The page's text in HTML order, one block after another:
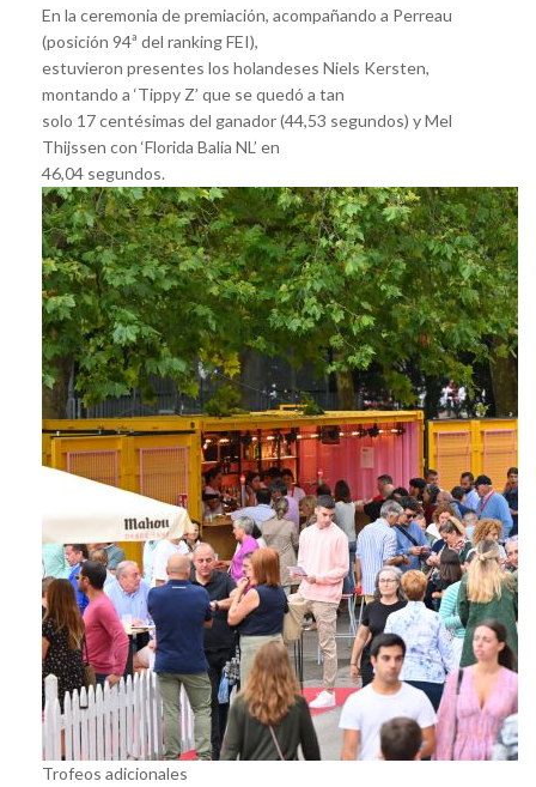
En la ceremonia de premiación, acompañando a Perreau
(posición 94ª del ranking FEI),
estuvieron presentes los holandeses Niels Kersten,
montando a ‘Tippy Z’ que se quedó a tan
solo 17 centésimas del ganador (44,53 segundos) y Mel
Thijssen con ‘Florida Balia NL’ en
46,04 segundos.
Trofeos adicionales